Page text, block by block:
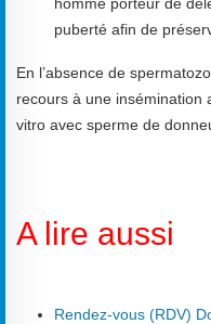
puberté afin de
En l’absence de
recours à une insémination
vitro avec sperme de
A lire aussi
Rendez-vous (RDV)